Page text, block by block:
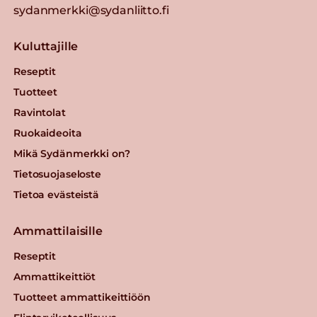
sydanmerkki@sydanliitto.fi
Kuluttajille
Reseptit
Tuotteet
Ravintolat
Ruokaideoita
Mikä Sydänmerkki on?
Tietosuojaseloste
Tietoa evästeistä
Ammattilaisille
Reseptit
Ammattikeittiöt
Tuotteet ammattikeittiöön